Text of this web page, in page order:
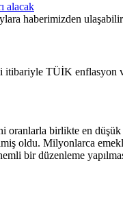
haberimizden
TÜİK
oranlarla birlikte en
oldu. Milyonlarca
bir düzenleme